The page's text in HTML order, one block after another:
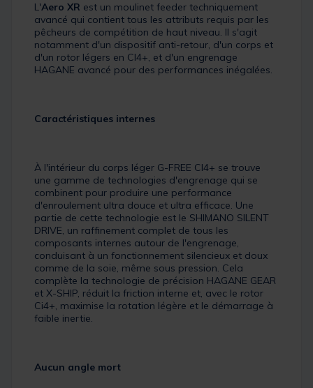
L'Aero XR est un moulinet feeder techniquement
avancé qui contient tous les attributs requis par les
pêcheurs de compétition de haut niveau. Il s'agit
notamment d'un dispositif anti-retour, d'un corps et
d'un rotor légers en CI4+, et d'un engrenage
HAGANE avancé pour des performances inégalées.
Caractéristiques internes
À l'intérieur du corps léger G-FREE CI4+ se trouve
une gamme de technologies d'engrenage qui se
combinent pour produire une performance
d'enroulement ultra douce et ultra efficace. Une
partie de cette technologie est le SHIMANO SILENT
DRIVE, un raffinement complet de tous les
composants internes autour de l'engrenage,
conduisant à un fonctionnement silencieux et doux
comme de la soie, même sous pression. Cela
complète la technologie de précision HAGANE GEAR
et X-SHIP, réduit la friction interne et, avec le rotor
Ci4+, maximise la rotation légère et le démarrage à
faible inertie.
Aucun angle mort